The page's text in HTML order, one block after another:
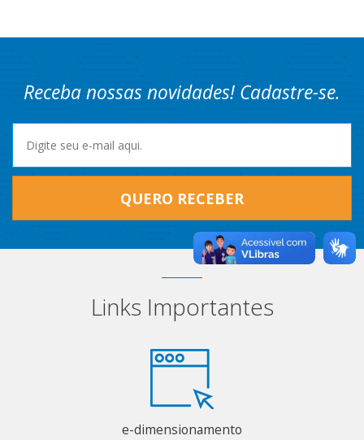
Receba nossas novidades! Cadastre-se.
QUERO RECEBER
Links Importantes
e-dimensionamento